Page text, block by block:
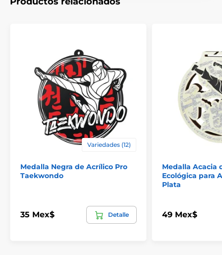
El producto aparece en las categorías
Medallas de kickboxing y muay thai
Variedades (12)
Medalla Negra de Acrílico Pro
Taekwondo
35 Mex$ Detalle
Medalla Acacia
Ecológica para
Plata
49 Mex$